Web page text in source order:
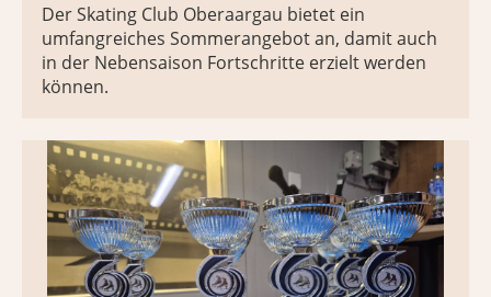
Der Skating Club Oberaargau bietet ein
umfangreiches Sommerangebot an, damit auch
in der Nebensaison Fortschritte erzielt werden
können.